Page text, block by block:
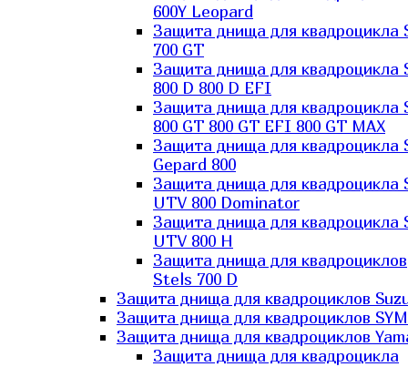
600Y Leopard
Защита днища для квадроцикла
700 GT
Защита днища для квадроцикла
800 D 800 D EFI
Защита днища для квадроцикла
800 GT 800 GT EFI 800 GT MAX
Защита днища для квадроцикла
Gepard 800
Защита днища для квадроцикла
UTV 800 Dominator
Защита днища для квадроцикла
UTV 800 H
Защита днища для квадроциклов
Stels 700 D
Защита днища для квадроциклов
Защита днища для квадроциклов SYM
Защита днища для квадроциклов
Защита днища для квадроцикла